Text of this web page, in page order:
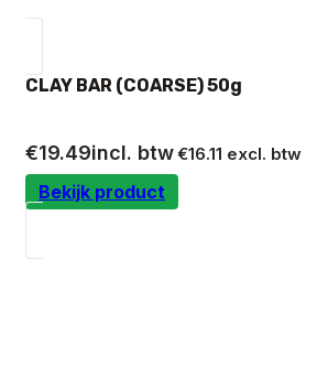
CLAY BAR (COARSE) 50g
€19.49incl. btw€16.11 excl. btw
Bekijk product